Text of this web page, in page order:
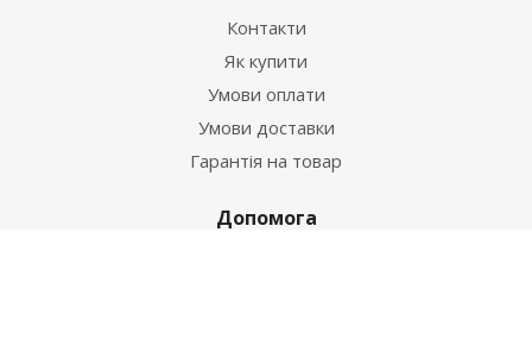
Контакти
Як купити
Умови оплати
Умови доставки
Гарантія на товар
Допомога